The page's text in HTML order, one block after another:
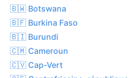
🇧🇼 Botswana
🇧🇫 Burkina Faso
🇧🇮 Burundi
🇨🇲 Cameroun
🇨🇻 Cap-Vert